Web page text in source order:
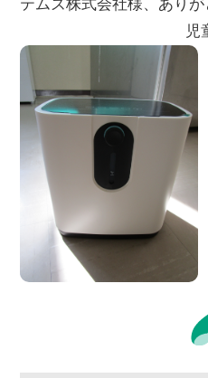
テムズ株式会社様、ありが
児